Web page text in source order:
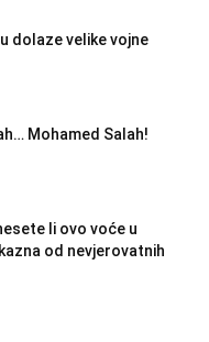
dolaze velike vojne
Mohamed Salah!
li ovo voće u
od nevjerovatnih